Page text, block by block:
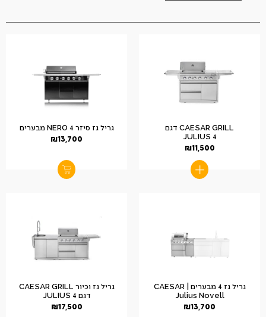
CAESAR GRILL דגם
JULIUS 4
₪11,500
גריל גז סיזר NERO 4 מבערים
₪13,700
גריל גז 4 מבערים | CAESAR
Julius Novell
₪13,700
גריל גז וכיור CAESAR GRILL
דגם JULIUS 4
₪17,500